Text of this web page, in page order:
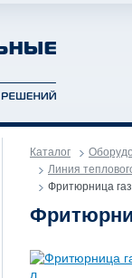
Каталог
Линия
Фритюрница